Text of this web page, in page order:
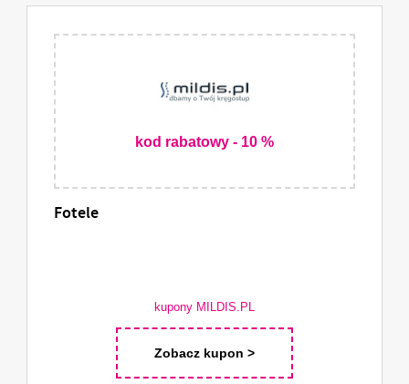
kod rabatowy - 10 %
Fotele
kupony MILDIS.PL
Zobacz kupon >